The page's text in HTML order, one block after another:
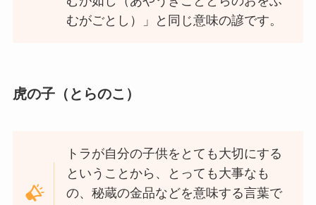
むがごとし）」と同じ意味の諺です。
虎の子（とらのこ）
トラが自分の子供をとても大切にする
ということから、とっても大事なも
の、秘蔵の金品などを意味する言葉で